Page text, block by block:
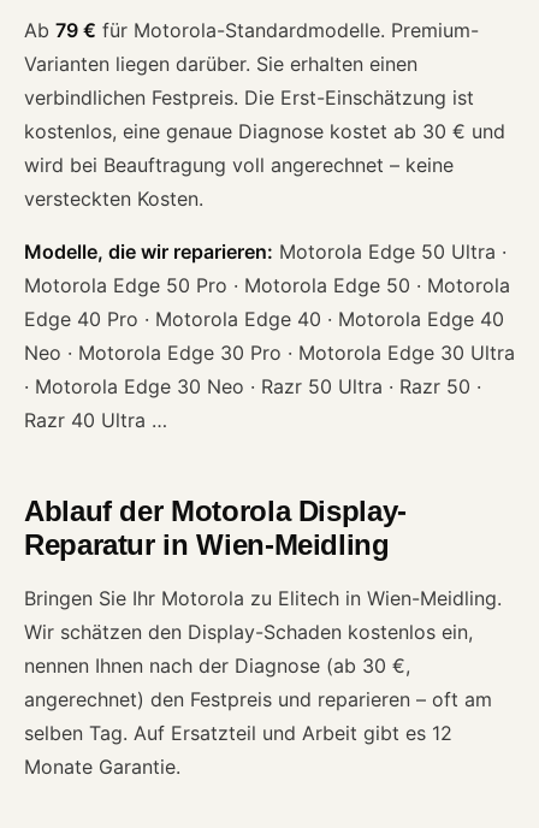
Ab 79 € für Motorola-Standardmodelle. Premium-
Varianten liegen darüber. Sie erhalten einen
verbindlichen Festpreis. Die Erst-Einschätzung ist
kostenlos, eine genaue Diagnose kostet ab 30 € und
wird bei Beauftragung voll angerechnet – keine
versteckten Kosten.
Modelle, die wir reparieren: Motorola Edge 50 Ultra ·
Motorola Edge 50 Pro · Motorola Edge 50 · Motorola
Edge 40 Pro · Motorola Edge 40 · Motorola Edge 40
Neo · Motorola Edge 30 Pro · Motorola Edge 30 Ultra
· Motorola Edge 30 Neo · Razr 50 Ultra · Razr 50 ·
Razr 40 Ultra …
Ablauf der Motorola Display-
Reparatur in Wien-Meidling
Bringen Sie Ihr Motorola zu Elitech in Wien-Meidling.
Wir schätzen den Display-Schaden kostenlos ein,
nennen Ihnen nach der Diagnose (ab 30 €,
angerechnet) den Festpreis und reparieren – oft am
selben Tag. Auf Ersatzteil und Arbeit gibt es 12
Monate Garantie.